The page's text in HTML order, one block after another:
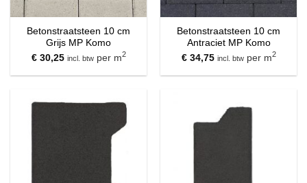
Betonstraatsteen 10 cm
Grijs MP Komo
€30,25 incl. btwper m2
Betonstraatsteen 10 cm
Antraciet MP Komo
€34,75 incl. btwper m2